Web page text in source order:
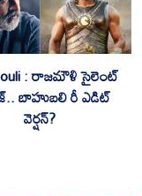
: రాజమౌళి సైలెంట్
బాహుబలి రీ ఎడిట్
వెర్షన్?